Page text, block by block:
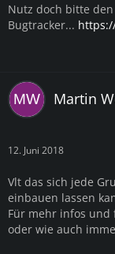
Nutz doch bitte
Bugtracker...
Martin
12. Juni 2018
Vlt das sich jede
einbauen lassen
Für mehr infos
oder wie auch